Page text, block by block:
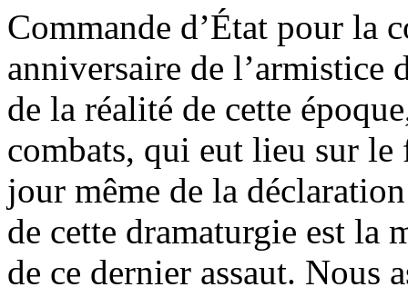
Commande d’État pour la
anniversaire de l’armistice
de la réalité de cette
combats, qui eut lieu sur
jour même de la
de cette dramaturgie est la
de ce dernier assaut. Nous